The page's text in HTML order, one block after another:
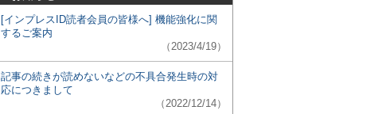
[インプレスID読者会員の皆様へ] 機能強化に関
するご案内
（2023/4/19）
記事の続きが読めないなどの不具合発生時の対
応につきまして
（2022/12/14）